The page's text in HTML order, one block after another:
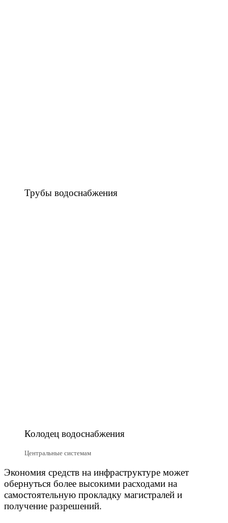
Трубы водоснабжения
Колодец водоснабжения
Центральные системам
Экономия средств на инфраструктуре может
обернуться более высокими расходами на
самостоятельную прокладку магистралей и
получение разрешений.